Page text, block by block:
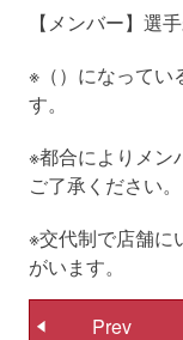
【メンバー】選
※（）になってい
す。
※都合によりメン
ご了承ください。
※交代制で店舗に
がいます。
投
Prev